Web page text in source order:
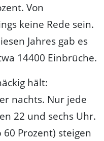
Von
keine Rede sein.
Jahres gab es
14400 Einbrüche.
hält:
nachts. Nur jede
22 und sechs Uhr.
Prozent) steigen